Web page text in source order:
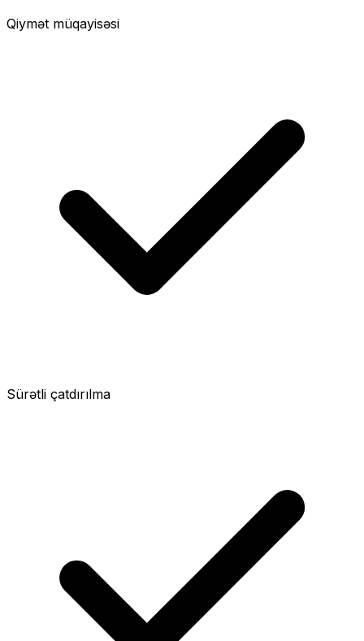
Qiymət müqayisəsi
Sürətli çatdırılma